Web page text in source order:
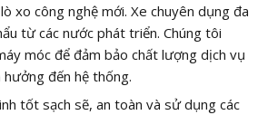
xo công nghệ mới. Xe chuyên dụng đa
từ các nước phát triển. Chúng tôi
móc để đảm bảo chất lượng dịch vụ
hưởng đến hệ thống.
tốt sạch sẽ, an toàn và sử dụng các